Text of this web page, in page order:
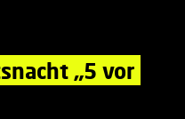
„5 vor